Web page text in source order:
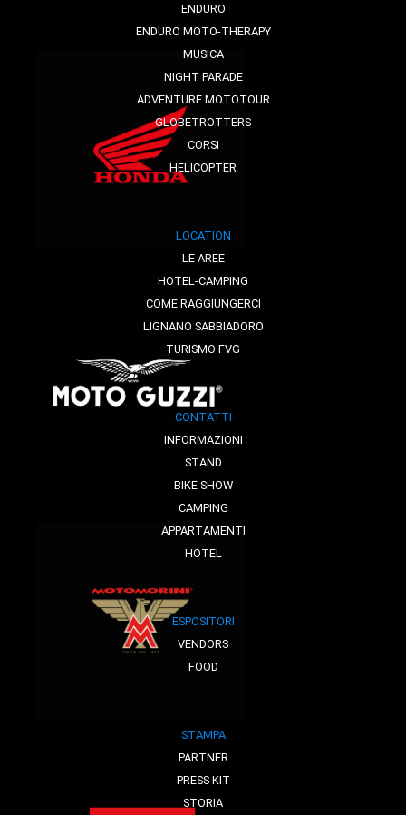
ENDURO
ENDURO MOTO-THERAPY
MUSICA
NIGHT PARADE
ADVENTURE MOTOTOUR
GLOBETROTTERS
CORSI
HELICOPTER
LOCATION
LE AREE
HOTEL-CAMPING
COME RAGGIUNGERCI
LIGNANO SABBIADORO
TURISMO FVG
CONTATTI
INFORMAZIONI
STAND
BIKE SHOW
CAMPING
APPARTAMENTI
HOTEL
ESPOSITORI
VENDORS
FOOD
STAMPA
PARTNER
PRESS KIT
STORIA